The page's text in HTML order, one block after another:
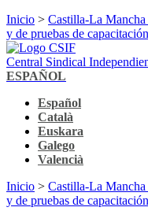
Inicio > Castilla-La Mancha
y de pruebas de
Central Sindical
ESPAÑOL
Español
Català
Euskara
Galego
Valencià
Inicio > Castilla-La Mancha
y de pruebas de